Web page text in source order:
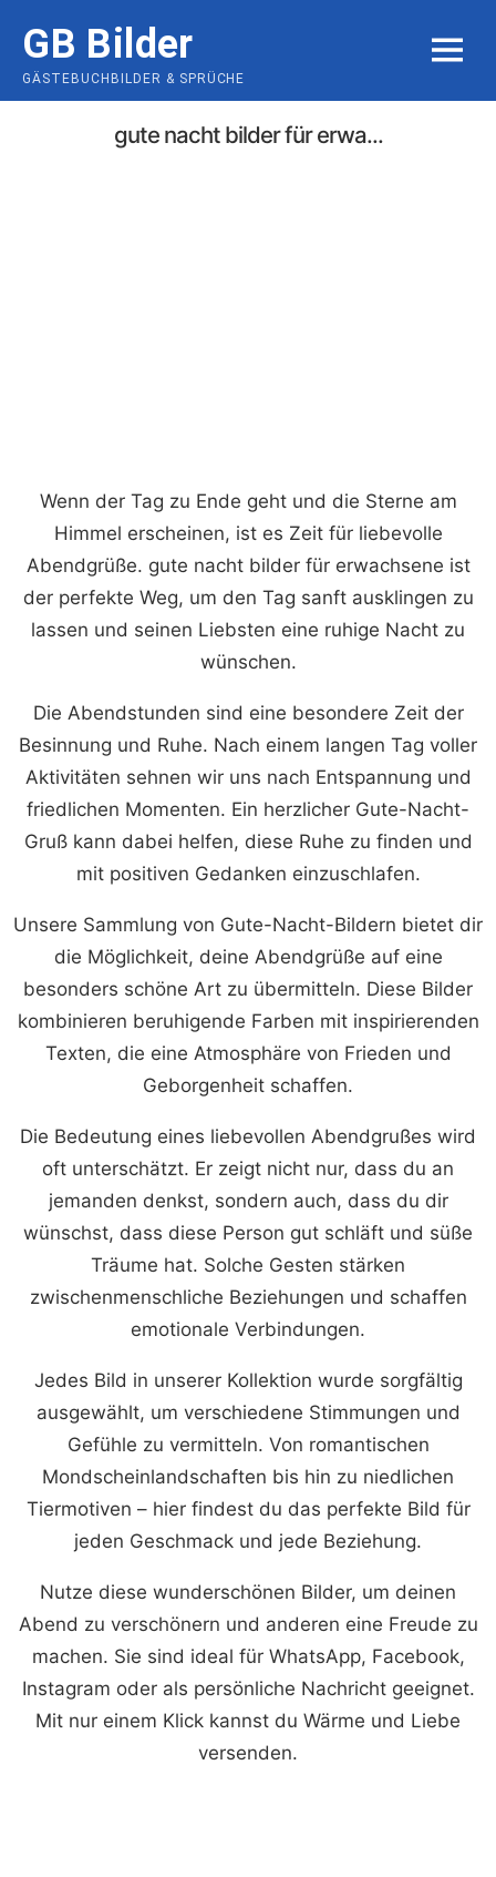
content
GB Bilder
GÄSTEBUCHBILDER & SPRÜCHE
MENU
gute nacht bilder für erwa...
Wenn der Tag zu Ende geht und die Sterne am
Himmel erscheinen, ist es Zeit für liebevolle
Abendgrüße. gute nacht bilder für erwachsene ist
der perfekte Weg, um den Tag sanft ausklingen zu
lassen und seinen Liebsten eine ruhige Nacht zu
wünschen.
Die Abendstunden sind eine besondere Zeit der
Besinnung und Ruhe. Nach einem langen Tag voller
Aktivitäten sehnen wir uns nach Entspannung und
friedlichen Momenten. Ein herzlicher Gute-Nacht-
Gruß kann dabei helfen, diese Ruhe zu finden und
mit positiven Gedanken einzuschlafen.
Unsere Sammlung von Gute-Nacht-Bildern bietet dir
die Möglichkeit, deine Abendgrüße auf eine
besonders schöne Art zu übermitteln. Diese Bilder
kombinieren beruhigende Farben mit inspirierenden
Texten, die eine Atmosphäre von Frieden und
Geborgenheit schaffen.
Die Bedeutung eines liebevollen Abendgrußes wird
oft unterschätzt. Er zeigt nicht nur, dass du an
jemanden denkst, sondern auch, dass du dir
wünschst, dass diese Person gut schläft und süße
Träume hat. Solche Gesten stärken
zwischenmenschliche Beziehungen und schaffen
emotionale Verbindungen.
Jedes Bild in unserer Kollektion wurde sorgfältig
ausgewählt, um verschiedene Stimmungen und
Gefühle zu vermitteln. Von romantischen
Mondscheinlandschaften bis hin zu niedlichen
Tiermotiven – hier findest du das perfekte Bild für
jeden Geschmack und jede Beziehung.
Nutze diese wunderschönen Bilder, um deinen
Abend zu verschönern und anderen eine Freude zu
machen. Sie sind ideal für WhatsApp, Facebook,
Instagram oder als persönliche Nachricht geeignet.
Mit nur einem Klick kannst du Wärme und Liebe
versenden.